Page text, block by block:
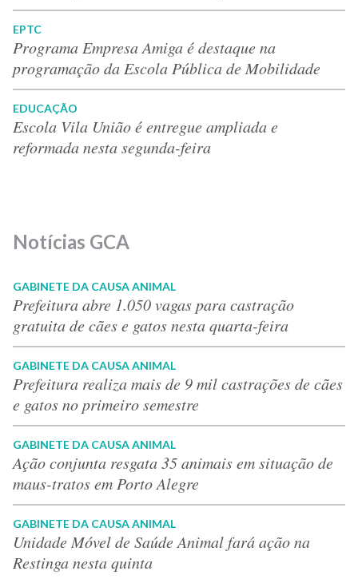
EPTC
Programa Empresa Amiga é destaque na
programação da Escola Pública de Mobilidade
EDUCAÇÃO
Escola Vila União é entregue ampliada e
reformada nesta segunda-feira
Notícias GCA
GABINETE DA CAUSA ANIMAL
Prefeitura abre 1.050 vagas para castração
gratuita de cães e gatos nesta quarta-feira
GABINETE DA CAUSA ANIMAL
Prefeitura realiza mais de 9 mil castrações de cães
e gatos no primeiro semestre
GABINETE DA CAUSA ANIMAL
Ação conjunta resgata 35 animais em situação de
maus-tratos em Porto Alegre
GABINETE DA CAUSA ANIMAL
Unidade Móvel de Saúde Animal fará ação na
Restinga nesta quinta